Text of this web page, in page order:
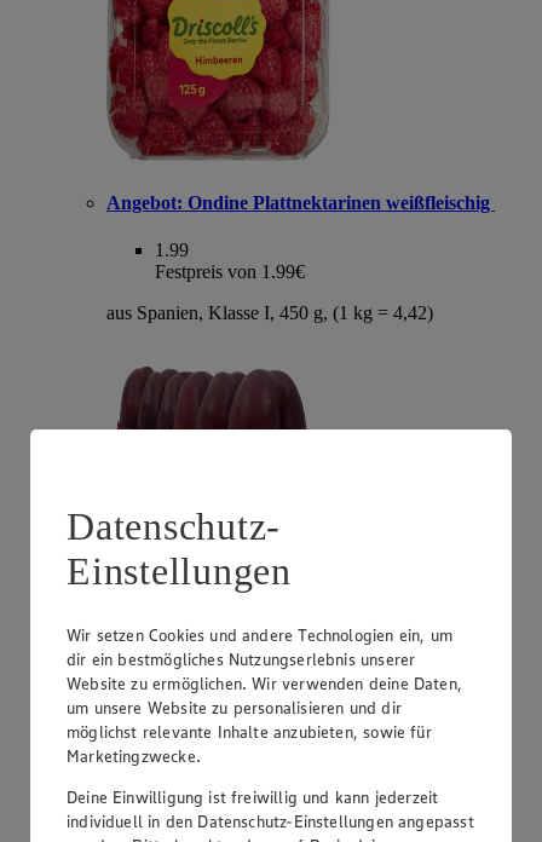
Angebot: Ondine Plattnektarinen weißfleischig
1.99
Festpreis von 1.99€
aus Spanien, Klasse I, 450 g, (1 kg = 4,42)
1.49
Festpreis von 1.49€
aus Süddeutschland, Klasse I, 1 kg
Datenschutz-
Einstellungen
Wir setzen Cookies und andere Technologien ein, um
dir ein bestmögliches Nutzungserlebnis unserer
Website zu ermöglichen. Wir verwenden deine Daten,
um unsere Website zu personalisieren und dir
möglichst relevante Inhalte anzubieten, sowie für
Marketingzwecke.
Deine Einwilligung ist freiwillig und kann jederzeit
individuell in den Datenschutz-Einstellungen angepasst